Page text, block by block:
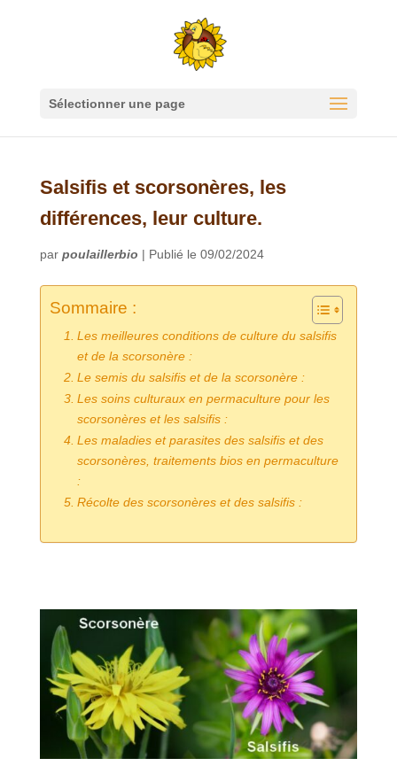
Sélectionner une page
Salsifis et scorsonères, les
différences, leur culture.
par poulaillerbio | Publié le 09/02/2024
Sommaire :
Les meilleures conditions de culture du salsifis
et de la scorsonère :
Le semis du salsifis et de la scorsonère :
Les soins culturaux en permaculture pour les
scorsonères et les salsifis :
Les maladies et parasites des salsifis et des
scorsonères, traitements bios en permaculture
:
Récolte des scorsonères et des salsifis :